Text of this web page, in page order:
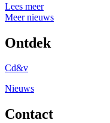
Lees meer
Meer nieuws
Ontdek
Cd&v
Nieuws
Contact